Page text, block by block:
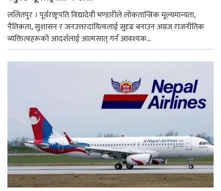
ललितपुर । पूर्वराष्ट्रपति विद्यादेवी भण्डारीले लोकतान्त्रिक मूल्यमान्यता,
नैतिकता, सुशासन र जनउत्तरदायित्वलाई सुदृढ बनाउन अग्रज राजनीतिक
व्यक्तित्वहरूको आदर्शलाई आत्मसात् गर्न आवश्यक...